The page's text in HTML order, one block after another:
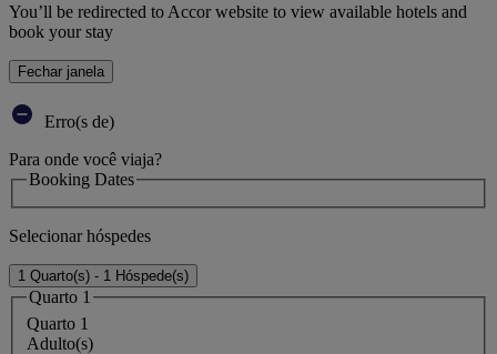
You’ll be redirected to Accor website to view available hotels and
book your stay
Fechar janela
Erro(s de)
Para onde você viaja?
Booking Dates
Selecionar hóspedes
1 Quarto(s) - 1 Hóspede(s)
Quarto 1
Quarto 1
Adulto(s)